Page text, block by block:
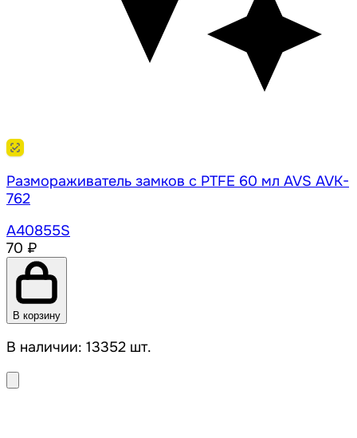
Размораживатель замков с PTFE 60 мл AVS AVK-
762
A40855S
70 ₽
В корзину
В наличии: 13352 шт.